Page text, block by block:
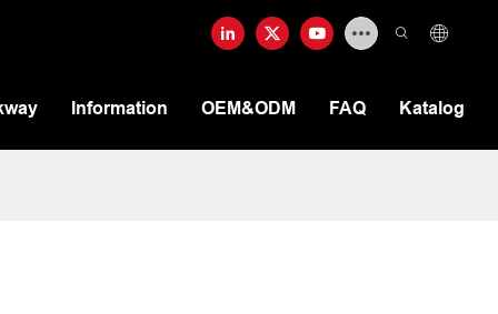
Information OEM&ODM FAQ Katalog